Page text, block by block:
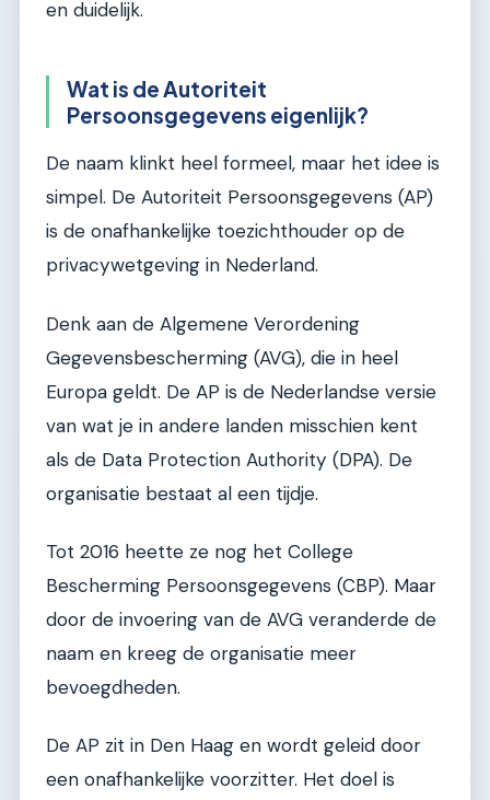
en duidelijk.
Wat is de Autoriteit
Persoonsgegevens eigenlijk?
De naam klinkt heel formeel, maar het idee is
simpel. De Autoriteit Persoonsgegevens (AP)
is de onafhankelijke toezichthouder op de
privacywetgeving in Nederland.
Denk aan de Algemene Verordening
Gegevensbescherming (AVG), die in heel
Europa geldt. De AP is de Nederlandse versie
van wat je in andere landen misschien kent
als de Data Protection Authority (DPA). De
organisatie bestaat al een tijdje.
Tot 2016 heette ze nog het College
Bescherming Persoonsgegevens (CBP). Maar
door de invoering van de AVG veranderde de
naam en kreeg de organisatie meer
bevoegdheden.
De AP zit in Den Haag en wordt geleid door
een onafhankelijke voorzitter. Het doel is